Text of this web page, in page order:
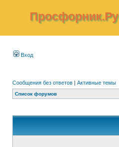
Просфорник.Ру
Вход
Сообщения без ответов | Активные темы
Список форумов